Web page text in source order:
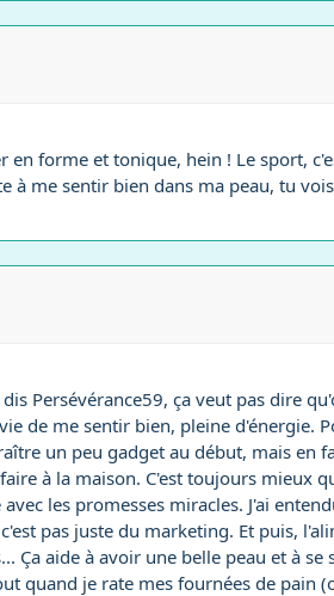
forme et tonique, hein ! Le sport,
à me sentir bien dans ma peau, tu
Persévérance59, ça veut pas dire
de me sentir bien, pleine d'énergie.
un peu gadget au début, mais en
à la maison. C'est toujours mieux
les promesses miracles. J'ai
pas juste du marketing. Et puis,
aide à avoir une belle peau et à
quand je rate mes fournées de pain